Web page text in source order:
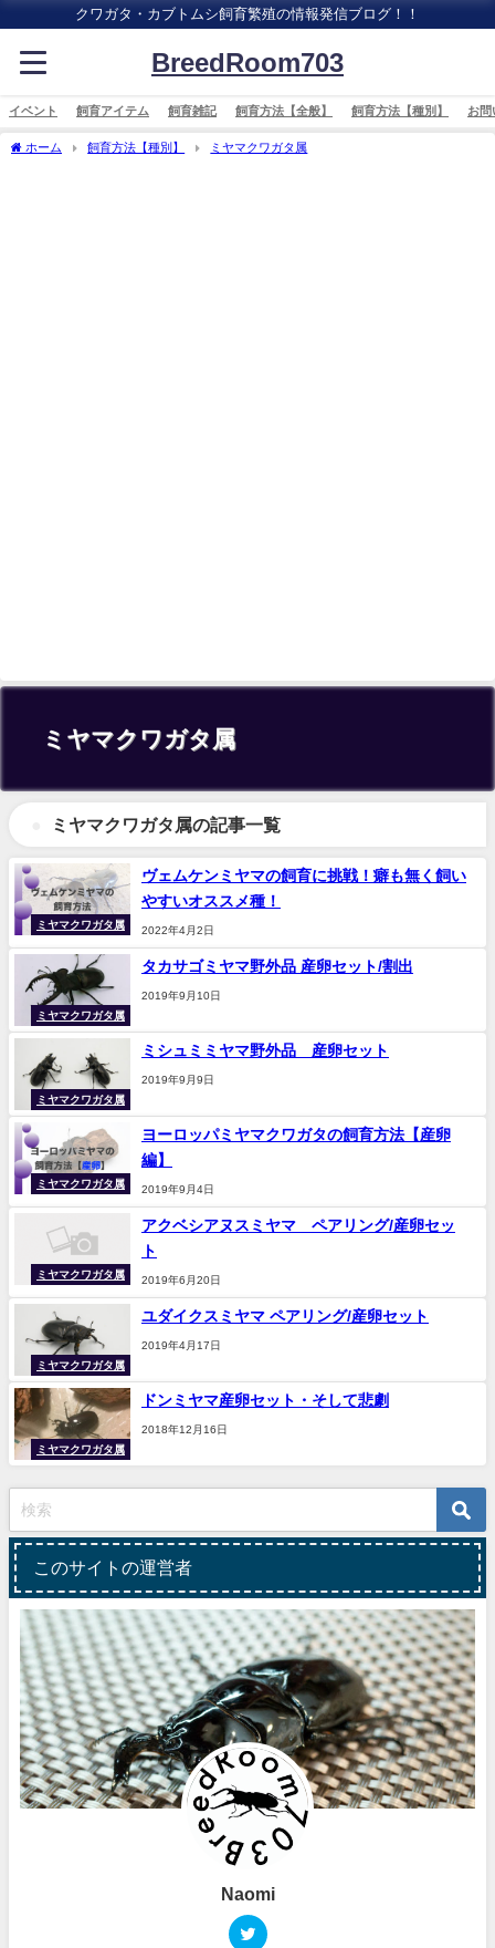
クワガタ・カブトムシ飼育繁殖の情報発信ブログ！！
BreedRoom703
イベント 飼育アイテム 飼育雑記 飼育方法【全般】 飼育方法【種別】 お問
ホーム 飼育方法【種別】 ミヤマクワガタ属
ミヤマクワガタ属
ミヤマクワガタ属の記事一覧
ミヤマクワガタ属
ヴェムケンミヤマの飼育に挑戦！癖も無く飼い
やすいオススメ種！
2022年4月2日
ミヤマクワガタ属
タカサゴミヤマ野外品 産卵セット/割出
2019年9月10日
ミヤマクワガタ属
ミシュミミヤマ野外品 産卵セット
2019年9月9日
ミヤマクワガタ属
ヨーロッパミヤマクワガタの飼育方法【産卵
編】
2019年9月4日
ミヤマクワガタ属
アクベシアヌスミヤマ ペアリング/産卵セッ
ト
2019年6月20日
ミヤマクワガタ属
ユダイクスミヤマ ペアリング/産卵セット
2019年4月17日
ミヤマクワガタ属
ドンミヤマ産卵セット・そして悲劇
2018年12月16日
このサイトの運営者
Naomi